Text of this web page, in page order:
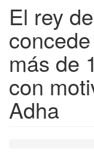
El rey
más de
con
Adha